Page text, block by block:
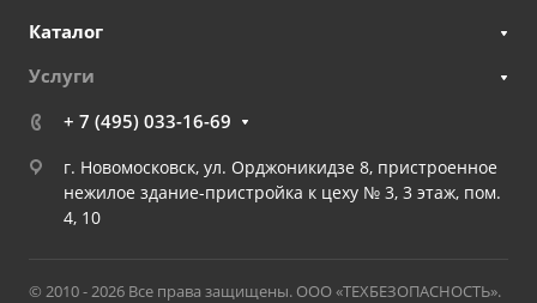
Каталог
Услуги
+ 7 (495) 033-16-69
г. Новомосковск, ул. Орджоникидзе 8, пристроенное
нежилое здание-пристройка к цеху № 3, 3 этаж, пом.
4, 10
© 2010 - 2026 Все права защищены. ООО «ТЕХБЕЗОПАСНОСТЬ».